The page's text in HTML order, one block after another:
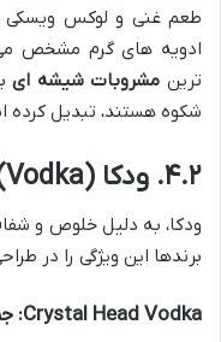
طعم غنی و لوکس ویسکی
ترین مشروبات شیشه ای
شکوه هستند، تبدیل کرده
۴.۲. ودکا (Vodka): شفافیت در اوج هنر
ودکا، به دلیل خلوص و
برندها این ویژگی را در
Crystal Head Vodka: جمجمه کریستالی نمادین